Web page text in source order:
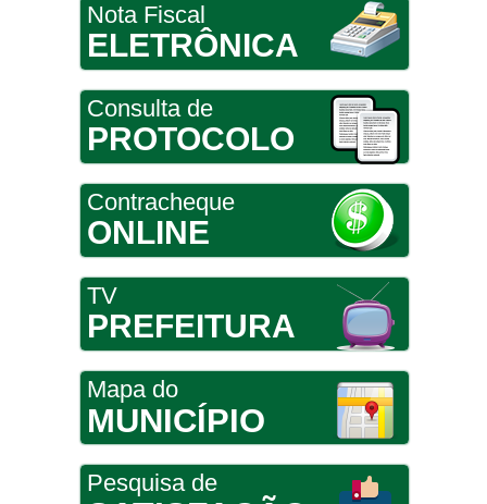
Nota Fiscal
ELETRÔNICA
Consulta de
PROTOCOLO
Contracheque
ONLINE
TV
PREFEITURA
Mapa do
MUNICÍPIO
Pesquisa de